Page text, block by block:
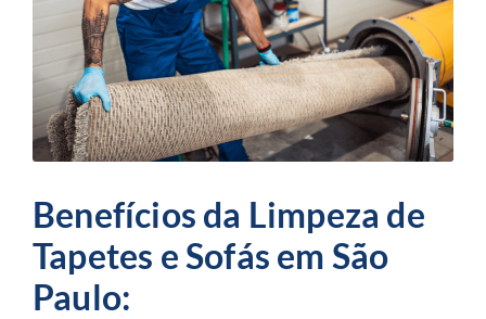
Benefícios da Limpeza de
Tapetes e Sofás em São
Paulo: